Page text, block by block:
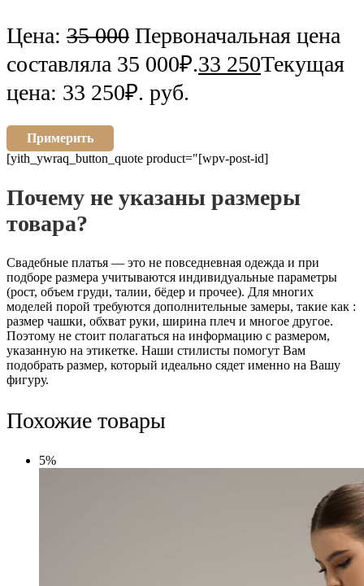
Цена: 35 000 Первоначальная цена
составляла 35 000₽.33 250Текущая
цена: 33 250₽. руб.
Примерить
[yith_ywraq_button_quote product="[wpv-post-id]
Почему не указаны размеры
товара?
Свадебные платья — это не повседневная одежда и при
подборе размера учитываются индивидуальные параметры
(рост, объем груди, талии, бёдер и прочее). Для многих
моделей порой требуются дополнительные замеры, такие как :
размер чашки, обхват руки, ширина плеч и многое другое.
Поэтому не стоит полагаться на информацию с размером,
указанную на этикетке. Наши стилисты помогут Вам
подобрать размер, который идеально сядет именно на Вашу
фигуру.
Похожие товары
5%